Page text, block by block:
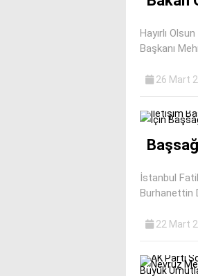
Hayırlı
Başkanı
26 Mart
İstanbul
Burhanettin
22 Mart